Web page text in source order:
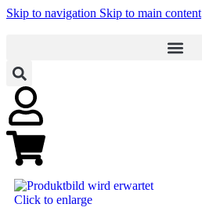
Skip to navigation Skip to main content
Click to enlarge